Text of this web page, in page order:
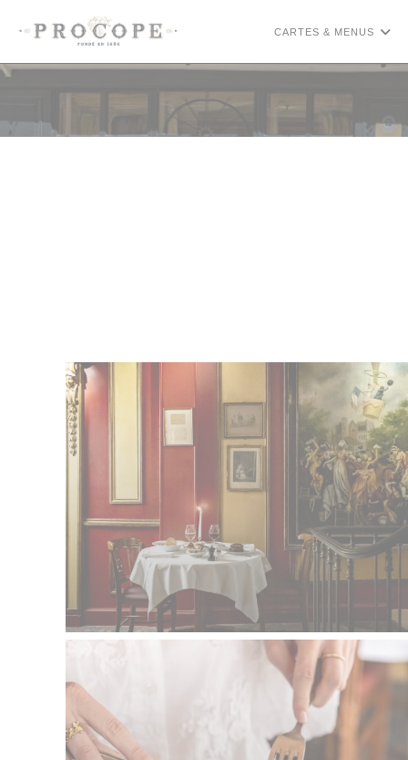
Personnalisation de vos choix en matière de cookies
CARTES & MENUS